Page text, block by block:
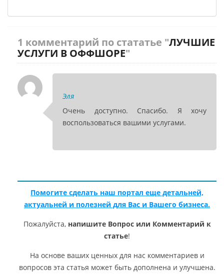
1 комментарий по стататье "ЛУЧШИЕ
УСЛУГИ В ОФФШОРЕ"
Эля
Очень доступно. Спасибо. Я хочу
воспользоваться вашими услугами.
Помогите сделать наш портал еще детальней,
актуальней и полезней для Вас и Вашего бизнеса.
Пожалуйста, напишите Вопрос или Комментарий к
статье!
На основе ваших ценных для нас комментариев и
вопросов эта статья может быть дополнена и улучшена.